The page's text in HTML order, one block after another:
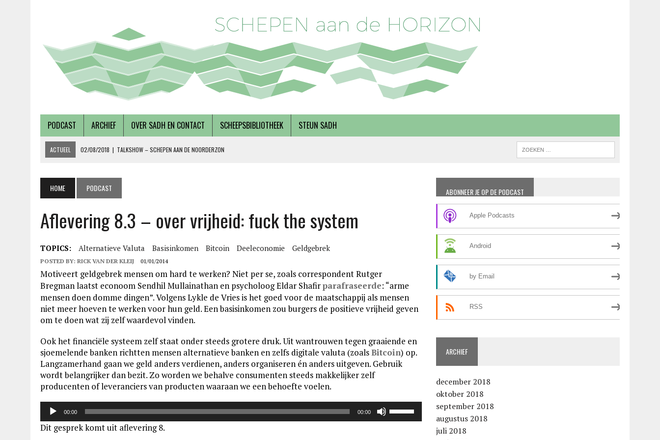
PODCAST ARCHIEF OVER SADH EN CONTACT SCHEEPSBIBLIOTHEEK STEUN SADH
ACTUEEL 02/08/2018 | TALKSHOW – SCHEPEN AAN DE NOORDERZON
15/10/2018 | ALEVERING 58 – OVER DUURZAAMHEID EN SOCIAAL ONDERNEMERSCHAP, MET INEKE VAN ZANTEN EN RINSKE VAN NOORTWIJK
19/09/2018
AFLEVERING 57 – LUSTRUMEDITIE – OVER AUTONOMIE EN SOLIDARITEIT
HOME PODCAST
Aflevering 8.3 – over vrijheid: fuck the system
TOPICS: Alternatieve Valuta Basisinkomen Bitcoin Deeleconomie Geldgebrek
POSTED BY: RICK VAN DER KLEIJ 01/01/2014
Motiveert geldgebrek mensen om hard te werken? Niet per se, zoals correspondent Rutger
Bregman laatst econoom Sendhil Mullainathan en psycholoog Eldar Shafirparafraseerde: “arme
mensen doen domme dingen”. Volgens Lykle de Vries is het goed voor de maatschappij als mensen
niet meer hoeven te werken voor hun geld. Een basisinkomen zou burgers de positieve vrijheid geven
om te doen wat zij zelf waardevol vinden.
Ook het financiële systeem zelf staat onder steeds grotere druk. Uit wantrouwen tegen graaiende en
sjoemelende banken richtten mensen alternatieve banken en zelfs digitale valuta (zoalsBitcoin) op.
Langzamerhand gaan we geld anders verdienen, anders organiseren én anders uitgeven. Gebruik
wordt belangrijker dan bezit. Zo worden we behalve consumenten steeds makkelijker zelf
producenten of leveranciers van producten waaraan we een behoefte voelen.
Audiospeler
00:00 00:00
Omhoog/Omlaag
Dit gesprek komt uit aflevering 8.
ABONNEER JE OP DE PODCAST
Apple Podcasts
Android
by Email
RSS
ARCHIEF
december 2018
oktober 2018
september 2018
augustus 2018
juli 2018